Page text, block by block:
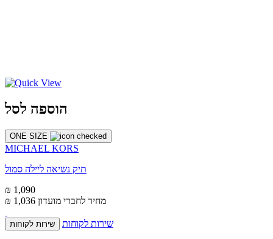
הוספה לסל
ONE SIZE
MICHAEL KORS
תיק נשיאה ליילה סמול
₪ 1,090
₪ 1,036 מחיר לחברי מועדון
שירות לקוחות שירות לקוחות